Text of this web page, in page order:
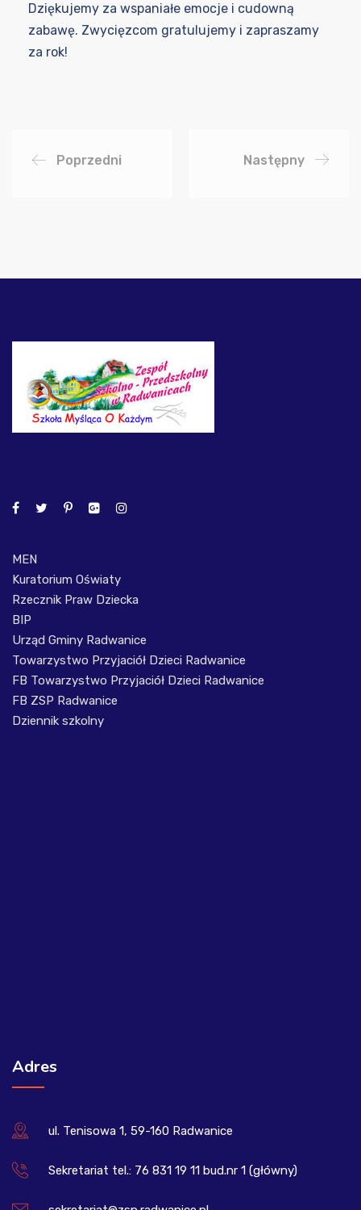
Dziękujemy za wspaniałe emocje i cudowną
zabawę. Zwycięzcom gratulujemy i zapraszamy
za rok!
Poprzedni Następny
MEN
Kuratorium Oświaty
Rzecznik Praw Dziecka
BIP
Urząd Gminy Radwanice
Towarzystwo Przyjaciół Dzieci Radwanice
FB Towarzystwo Przyjaciół Dzieci Radwanice
FB ZSP Radwanice
Dziennik szkolny
Adres
ul. Tenisowa 1, 59-160 Radwanice
Sekretariat tel.: 76 831 19 11 bud.nr 1 (główny)